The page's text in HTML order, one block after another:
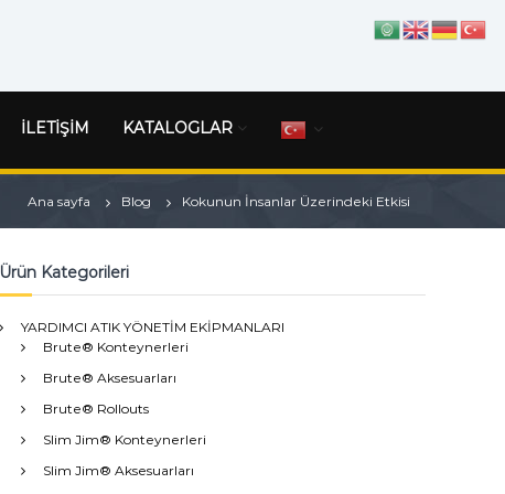
İLETİŞİM KATALOGLAR
Ana sayfa Blog Kokunun İnsanlar Üzerindeki Etkisi
Ürün Kategorileri
YARDIMCI ATIK YÖNETİM EKİPMANLARI
Brute® Konteynerleri
Brute® Aksesuarları
Brute® Rollouts
Slim Jim® Konteynerleri
Slim Jim® Aksesuarları